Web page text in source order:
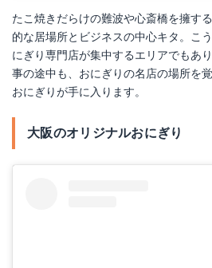
たこ焼きだらけの難波や心斎橋を擁す
的な居場所とビジネスの中心キタ。こ
にぎり専門店が集中するエリアでもあ
事の途中も、おにぎりの名店の場所を
おにぎりが手に入ります。
大阪のオリジナルおにぎり